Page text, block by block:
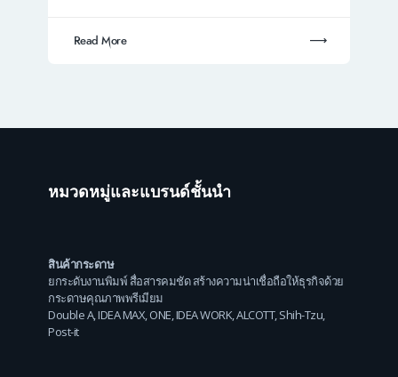
Read More
หมวดหมู่และแบรนด์ชั้นนำ
สินค้ากระดาษ
ยกระดับงานพิมพ์ สื่อสารคมชัด สร้างความน่าเชื่อถือให้ธุรกิจด้วย
กระดาษคุณภาพพรีเมียม
Double A, IDEA MAX ONE IDEA WORK ALCOTT, Shih-Tzu
Post-it